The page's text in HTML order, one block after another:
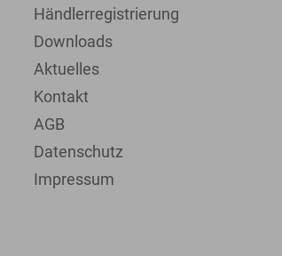
Händlerregistrierung
Downloads
Aktuelles
Kontakt
AGB
Datenschutz
Impressum